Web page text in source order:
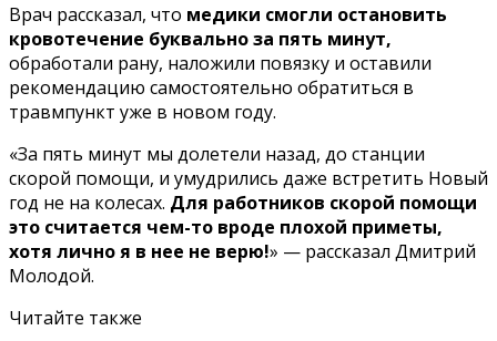
Врач рассказал, что медики смогли остановить
кровотечение буквально за пять минут,
обработали рану, наложили повязку и оставили
рекомендацию самостоятельно обратиться в
травмпункт уже в новом году.
«За пять минут мы долетели назад, до станции
скорой помощи, и умудрились даже встретить Новый
год не на колесах. Для работников скорой помощи
это считается чем-то вроде плохой приметы,
хотя лично я в нее не верю!» — рассказал Дмитрий
Молодой.
Читайте также